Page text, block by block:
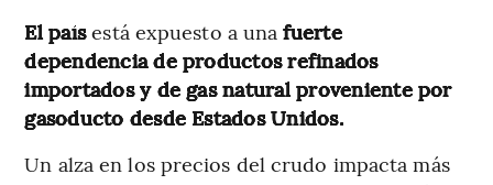
El paísestá expuesto a unafuerte
dependencia de productos refinados
importados y de gas natural proveniente por
gasoducto desde Estados Unidos.
Un alza en los precios del crudo impacta más